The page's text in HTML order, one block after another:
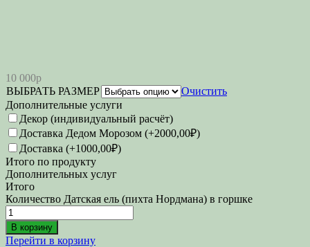
10 000р
ВЫБРАТЬ РАЗМЕР
Очистить
Дополнительные услуги
Декор (индивидуальный расчёт)
Доставка Дедом Морозом (+2000,00₽)
Доставка (+1000,00₽)
Итого по продукту
Дополнительных услуг
Итого
Количество Датская ель (пихта Нордмана) в горшке
В корзину
Перейти в корзину